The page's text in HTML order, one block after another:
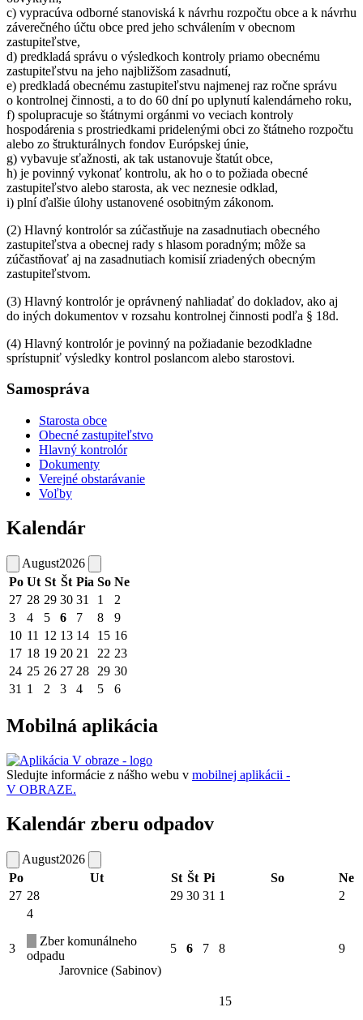
c) vypracúva odborné stanoviská k návrhu rozpočtu obce a k návrhu
záverečného účtu obce pred jeho schválením v obecnom
zastupiteľstve,
d) predkladá správu o výsledkoch kontroly priamo obecnému
zastupiteľstvu na jeho najbližšom zasadnutí,
e) predkladá obecnému zastupiteľstvu najmenej raz ročne správu
o kontrolnej činnosti, a to do 60 dní po uplynutí kalendárneho roku,
f) spolupracuje so štátnymi orgánmi vo veciach kontroly
hospodárenia s prostriedkami pridelenými obci zo štátneho rozpočtu
alebo zo štrukturálnych fondov Európskej únie,
g) vybavuje sťažnosti, ak tak ustanovuje štatút obce,
h) je povinný vykonať kontrolu, ak ho o to požiada obecné
zastupiteľstvo alebo starosta, ak vec neznesie odklad,
i) plní ďalšie úlohy ustanovené osobitným zákonom.
(2) Hlavný kontrolór sa zúčastňuje na zasadnutiach obecného
zastupiteľstva a obecnej rady s hlasom poradným; môže sa
zúčastňovať aj na zasadnutiach komisií zriadených obecným
zastupiteľstvom.
(3) Hlavný kontrolór je oprávnený nahliadať do dokladov, ako aj
do iných dokumentov v rozsahu kontrolnej činnosti podľa § 18d.
(4) Hlavný kontrolór je povinný na požiadanie bezodkladne
sprístupniť výsledky kontrol poslancom alebo starostovi.
Samospráva
Starosta obce
Obecné zastupiteľstvo
Hlavný kontrolór
Dokumenty
Verejné obstarávanie
Voľby
Kalendár
August2026
Po Ut St Št Pia So Ne
27 28 29 30 31 1
2
3
4 5 6 7 8
9
10 11 12 13 14 15 16
17 18 19 20 21 22 23
24 25 26 27 28 29 30
31 1 2 3 4 5 6
Mobilná aplikácia
Sledujte informácie z nášho webu v mobilnej aplikácii -
V OBRAZE.
Kalendár zberu odpadov
August2026
Po
Ut St Št Pi So
Ne
27 28 29 30 31 1 2
3
4
Zber komunálneho
odpadu
Jarovnice (Sabinov)
5 6 7 8 9
15